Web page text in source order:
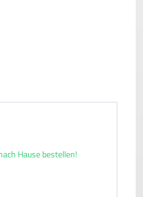
Hause bestellen!